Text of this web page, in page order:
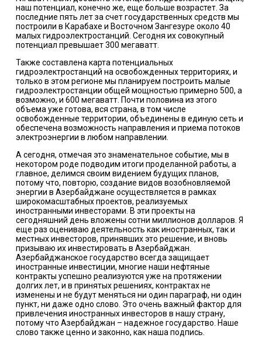
наш потенциал, конечно же, еще больше возрастет. За
последние пять лет за счет государственных средств мы
построили в Карабахе и Восточном Зангезуре около 40
малых гидроэлектростанций. Сегодня их совокупный
потенциал превышает 300 мегаватт.
Также составлена карта потенциальных
гидроэлектростанций на освобожденных территориях, и
только в этом регионе мы планируем построить малые
гидроэлектростанции общей мощностью примерно 500, а
возможно, и 600 мегаватт. Почти половина из этого
объема уже готова, вся страна, в том числе
освобожденные территории, объединены в единую сеть и
обеспечена возможность направления и приема потоков
электроэнергии в любом направлении.
А сегодня, отмечая это знаменательное событие, мы в
некотором роде подводим итоги проделанной работы, а
главное, делимся своим видением будущих планов,
потому что, повторю, создание видов возобновляемой
энергии в Азербайджане осуществляется в рамках
широкомасштабных проектов, реализуемых
иностранными инвесторами. В эти проекты на
сегодняшний день вложены сотни миллионов долларов. Я
еще раз оцениваю деятельность как иностранных, так и
местных инвесторов, принявших это решение, и вновь
призываю их инвестировать в Азербайджан.
Азербайджанское государство всегда защищает
иностранные инвестиции, многие наши нефтяные
контракты успешно реализуются уже на протяжении
долгих лет, и в принятых решениях, контрактах не
изменены и не будут меняться ни один параграф, ни один
пункт, ни даже одно слово. Это очень важный фактор для
привлечения иностранных инвесторов в нашу страну,
потому что Азербайджан – надежное государство. Наше
слово также ценно и законно, как наша подпись.